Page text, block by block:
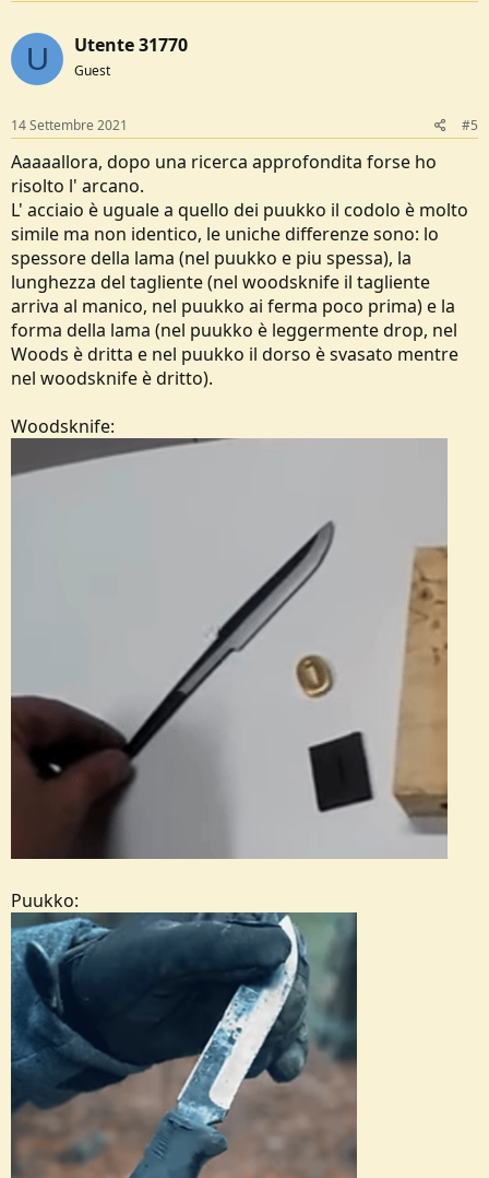
U Utente 31770
Guest
14 Settembre 2021 #5
Aaaaallora, dopo una ricerca approfondita forse ho
risolto l' arcano.
L' acciaio è uguale a quello dei puukko il codolo è molto
simile ma non identico, le uniche differenze sono: lo
spessore della lama (nel puukko e piu spessa), la
lunghezza del tagliente (nel woodsknife il tagliente
arriva al manico, nel puukko ai ferma poco prima) e la
forma della lama (nel puukko è leggermente drop, nel
Woods è dritta e nel puukko il dorso è svasato mentre
nel woodsknife è dritto).
Woodsknife:
Puukko: